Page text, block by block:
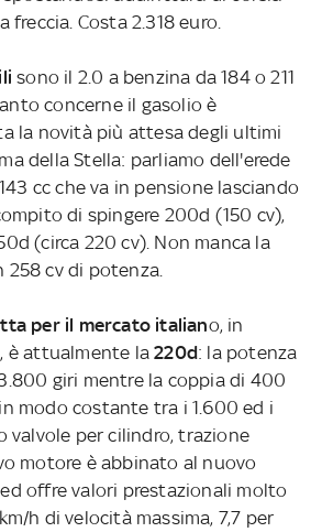
Costa 2.318 euro.
sono il 2.0 a benzina da 184 o 211
concerne il gasolio è
la novità più attesa degli ultimi
della Stella: parliamo dell'erede
cc che va in pensione lasciando
di spingere 200d (150 cv),
(circa 220 cv). Non manca la
cv di potenza.
per il mercato italiano, in
è attualmente la220d: la potenza
giri mentre la coppia di 400
modo costante tra i 1.600 ed i
valvole per cilindro, trazione
motore è abbinato al nuovo
offre valori prestazionali molto
h di velocità massima, 7,7 per